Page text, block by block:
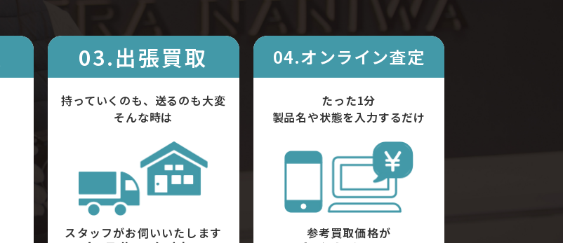
03.出張買取
持っていくのも、送るのも大変
そんな時は
スタッフがお伺いいたします
04.オンライン査定
たった1分
製品名や状態を入力するだけ
参考買取価格が